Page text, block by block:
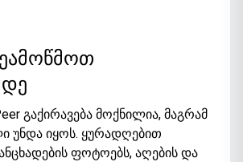
გაქირავება მოქნილია, მაგრამ
უნდა იყოს. ყურადღებით
ფოტოებს, აღების და